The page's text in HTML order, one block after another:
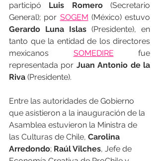
participó Luis Romero (Secretario
General); por SOGEM
Gerardo Luna Islas (Presidente), en
tanto que la entidad de los directores
mexicanos SOMEDIRE fue
representada por Juan Antonio de la
Riva (Presidente).
Entre las autoridades de Gobierno
que asistieron a la inauguración de la
Asamblea estuvieron la Ministra de
las Culturas de Chile, Carolina
Arredondo; Raúl Vilches, Jefe de